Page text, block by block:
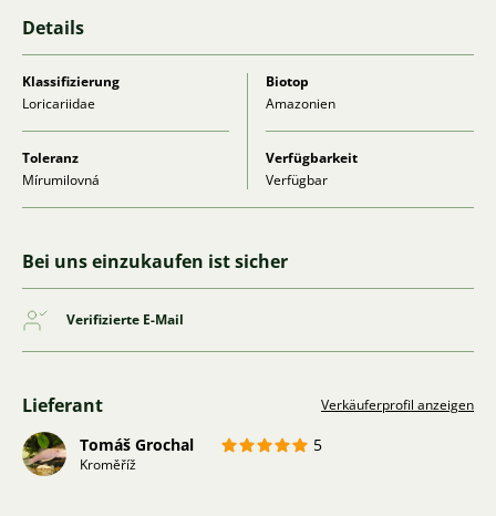
Details
Klassifizierung
Loricariidae
Biotop
Amazonien
Toleranz
Mírumilovná
Verfügbarkeit
Verfügbar
Bei uns einzukaufen ist sicher
Verifizierte E-Mail
Lieferant Verkäuferprofil anzeigen
Tomáš Grochal 5
Kroměříž